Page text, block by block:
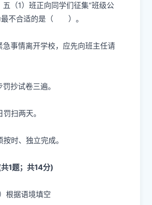
五（1）班正向同学们征集“班级公
最不合适的是（ ）。
急事情离开学校，应先向班主任请
抄试卷三遍。
扫两天。
时、独立完成。
1题；共14分)
根据语境填空